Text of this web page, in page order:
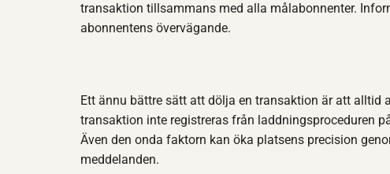
transaktion tillsammans med alla målabonnenter.
abonnentens övervägande.
Ett ännu bättre sätt att dölja en transaktion är att alltid
transaktion inte registreras från laddningsproceduren
Även den onda faktorn kan öka platsens precision
meddelanden.